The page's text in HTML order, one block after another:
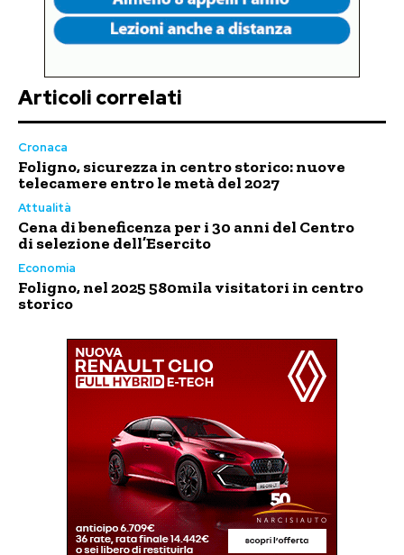
Articoli correlati
Cronaca
Foligno, sicurezza in centro storico: nuove
telecamere entro le metà del 2027
Attualità
Cena di beneficenza per i 30 anni del Centro
di selezione dell’Esercito
Economia
Foligno, nel 2025 580mila visitatori in centro
storico